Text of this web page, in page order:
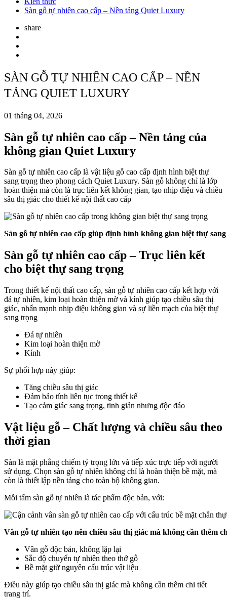
Sàn gỗ tự nhiên cao cấp – Nền tảng Quiet Luxury
share
SÀN GỖ TỰ NHIÊN CAO CẤP – NỀN
TẢNG QUIET LUXURY
01 tháng 04, 2026
Sàn gỗ tự nhiên cao cấp – Nền tảng của
không gian Quiet Luxury
Sàn gỗ tự nhiên cao cấp là vật liệu gỗ cao cấp định hình biệt thự
sang trọng theo phong cách Quiet Luxury. Sàn gỗ không chỉ là lớp
hoàn thiện mà còn là trục liên kết không gian, tạo nhịp điệu và chiều
sâu thị giác cho thiết kế nội thất cao cấp
Sàn gỗ tự nhiên cao cấp giúp định hình không gian biệt thự
Sàn gỗ tự nhiên cao cấp – Trục liên kết
cho biệt thự sang trọng
Trong thiết kế nội thất cao cấp, sàn gỗ tự nhiên cao cấp kết hợp với
đá tự nhiên, kim loại hoàn thiện mờvà kính giúp tạo chiều sâu thị
giác, nhấn mạnh nhịp điệu không gian và sự liền mạch của biệt thự
sang trọng
Đá tự nhiên
Kim loại hoàn thiện mờ
Kính
Sự phối hợp này giúp:
Tăng chiều sâu thị giác
Đảm bảo tính liên tục trong thiết kế
Tạo cảm giác sang trọng, tinh giản nhưng độc đáo
Vật liệu gỗ – Chất lượng và chiều sâu theo
thời gian
Sàn là mặt phẳng chiếm tỷ trọng lớn và tiếp xúc trực tiếp với người
sử dụng. Chọn sàn gỗ tự nhiên không chỉ là hoàn thiện bề mặt, mà
còn là thiết lập nền tảng cho toàn bộ không gian.
Mỗi tấm sàn gỗ tự nhiên là tác phẩm độc bản, với:
Vân gỗ tự nhiên tạo nên chiều sâu thị giác mà không cần thêm
Vân gỗ độc bản, không lặp lại
Sắc độ chuyển tự nhiên theo thớ gỗ
Bề mặt giữ nguyên cấu trúc vật liệu
Điều này giúp tạo chiều sâu thị giác mà không cần thêm chi tiết
trang trí.